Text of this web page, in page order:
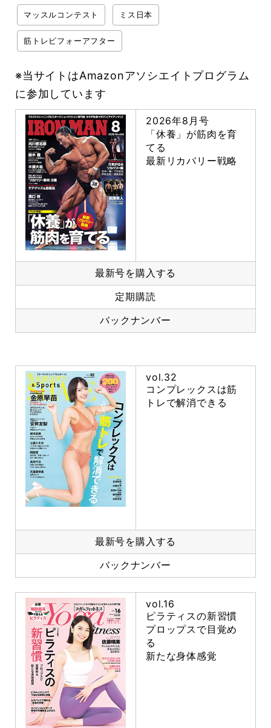
マッスルコンテスト ミス日本
筋トレビフォーアフター
※当サイトはAmazonアソシエイトプログラム
に参加しています
2026年8月号
「休養」が筋肉を育
てる
最新リカバリー戦略
最新号を購入する
定期購読
バックナンバー
vol.32
コンプレックスは筋
トレで解消できる
最新号を購入する
バックナンバー
vol.16
ピラティスの新習慣
プロップスで目覚め
る
新たな身体感覚